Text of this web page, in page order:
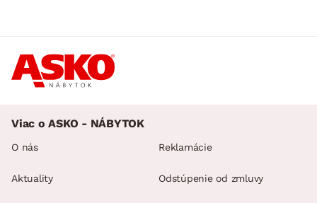
Viac o ASKO - NÁBYTOK
O nás
Aktuality
Reklamácie
Odstúpenie od zmluvy